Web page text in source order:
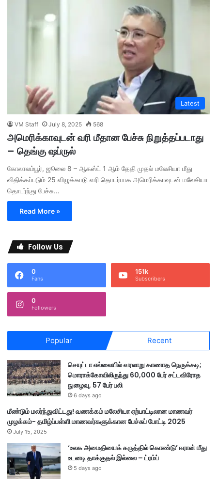
Latest
VM Staff July 8, 2025 568
அமெரிக்காவுடன் வரி மீதான பேச்சு நிறுத்தப்படாது
– தெங்கு ஷப்ருல்
கோலாலம்பூர், ஜூலை 8 – ஆகஸ்ட் 1 ஆம் தேதி முதல் மலேசியா மீது
விதிக்கப்படும் 25 விழுக்காடு வரி தொடர்பாக அமெரிக்காவுடன் மலேசியா
தொடர்ந்து பேச்சு…
Read More »
Follow Us
0
Fans
151k
Subscribers
0
Followers
Popular Recent
செயுட்டா எல்லையில் வரலாறு காணாத நெருக்கடி;
மொராக்கோவிலிருந்து 60,000 பேர் சட்டவிரோத
நுழைவு, 57 பேர் பலி
6 days ago
மீண்டும் மலர்ந்துவிட்டது! வணக்கம் மலேசியா ஏற்பாட்டிலான மாணவர்
முழக்கம்- தமிழ்ப்பள்ளி மாணவர்களுக்கான பேச்சுப் போட்டி 2025
July 15, 2025
‘உலக அமைதியைக் கருத்தில் கொண்டு’ ஈரான் மீது
உடனடி தாக்குதல் இல்லை – ட்ரம்ப்
5 days ago